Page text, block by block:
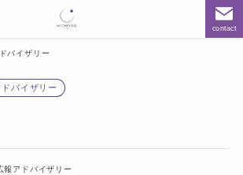
contact
バイザリー
ドバイザリー
報アドバイザリー